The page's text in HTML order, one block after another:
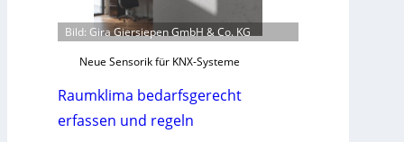
u
i
a
t
Bild: Gira Giersiepen GmbH & Co. KG
Neue Sensorik für KNX-Systeme
Raumklima bedarfsgerecht
erfassen und regeln